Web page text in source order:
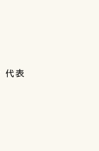
代表